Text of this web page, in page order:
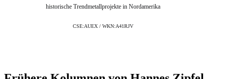
historische Trendmetallprojekte in Nordamerika
CSE:AUEX / WKN:A41RJV